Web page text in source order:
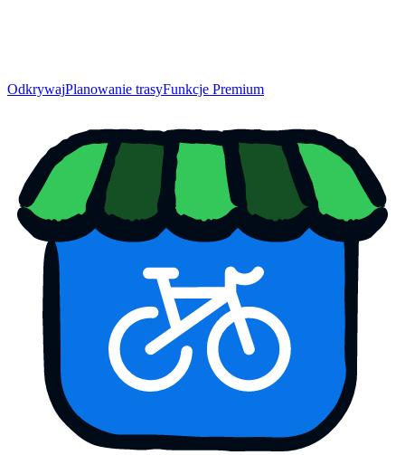
OdkrywajPlanowanie trasyFunkcje Premium